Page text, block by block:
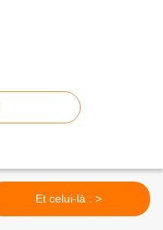
Et celui-là : >